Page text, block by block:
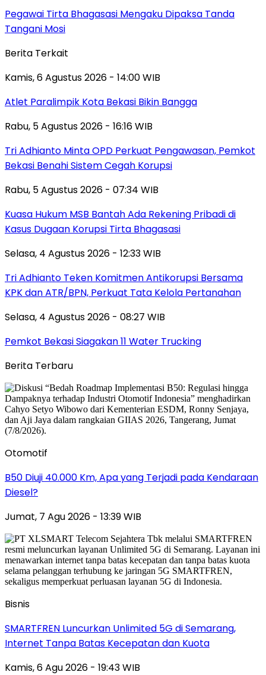
Pegawai Tirta Bhagasasi Mengaku Dipaksa Tanda
Tangani Mosi
Berita Terkait
Kamis, 6 Agustus 2026 - 14:00 WIB
Atlet Paralimpik Kota Bekasi Bikin Bangga
Rabu, 5 Agustus 2026 - 16:16 WIB
Tri Adhianto Minta OPD Perkuat Pengawasan, Pemkot
Bekasi Benahi Sistem Cegah Korupsi
Rabu, 5 Agustus 2026 - 07:34 WIB
Kuasa Hukum MSB Bantah Ada Rekening Pribadi di
Kasus Dugaan Korupsi Tirta Bhagasasi
Selasa, 4 Agustus 2026 - 12:33 WIB
Tri Adhianto Teken Komitmen Antikorupsi Bersama
KPK dan ATR/BPN, Perkuat Tata Kelola Pertanahan
Selasa, 4 Agustus 2026 - 08:27 WIB
Pemkot Bekasi Siagakan 11 Water Trucking
Berita Terbaru
Otomotif
B50 Diuji 40.000 Km, Apa yang Terjadi pada Kendaraan
Diesel?
Jumat, 7 Agu 2026 - 13:39 WIB
Bisnis
SMARTFREN Luncurkan Unlimited 5G di Semarang,
Internet Tanpa Batas Kecepatan dan Kuota
Kamis, 6 Agu 2026 - 19:43 WIB